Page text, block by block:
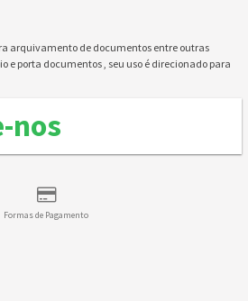
arquivamento de documentos entre outras
e porta documentos , seu uso é direcionado para
nos
Formas de Pagamento